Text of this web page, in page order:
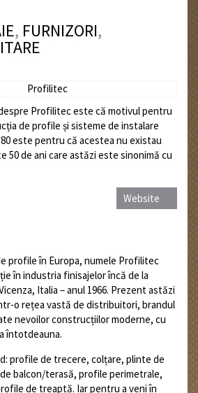
, FURNIZORI,
Profilitec este că motivul pentru
de profile și sisteme de instalare
este pentru că acestea nu existau
50 de ani care astăzi este sinonimă cu
Website
profile în Europa, numele Profilitec
în industria finisajelor încă de la
Italia – anul 1966. Prezent astăzi
o rețea vastă de distribuitori, brandul
nevoilor construcțiilor moderne, cu
întotdeauna.
profile de trecere, colțare, plinte de
balcon/terasă, profile perimetrale,
de treaptă. Iar pentru a veni în